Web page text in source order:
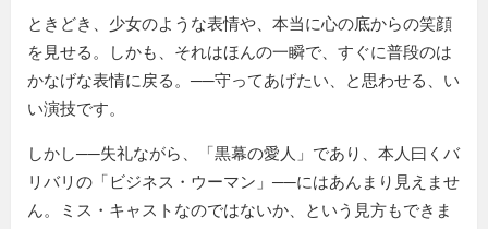
ときどき、少女のような表情や、本当に心の底からの笑顔
を見せる。しかも、それはほんの一瞬で、すぐに普段のは
かなげな表情に戻る。──守ってあげたい、と思わせる、い
い演技です。
しかし──失礼ながら、「黒幕の愛人」であり、本人曰くバ
リバリの「ビジネス・ウーマン」──にはあんまり見えませ
ん。ミス・キャストなのではないか、という見方もできま